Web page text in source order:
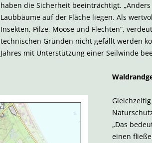
haben die Sicherheit beeinträchtigt.
Laubbäume auf der Fläche liegen. Als
Insekten, Pilze, Moose und Flechten“,
technischen Gründen nicht gefällt werden
Jahres mit Unterstützung einer Seilwinde
„Das
einen